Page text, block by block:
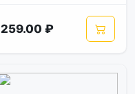
259.00 ₽